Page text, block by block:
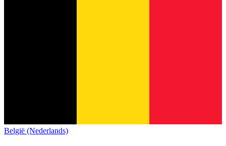
België (Nederlands)